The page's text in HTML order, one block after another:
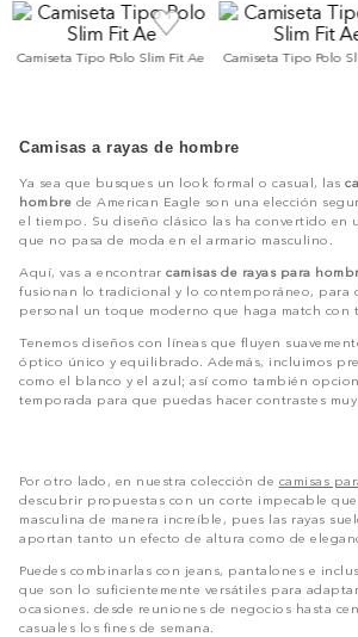
Camiseta Tipo Polo Slim Fit Ae Camiseta Tipo Polo
Camisas a rayas de hombre
Ya sea que busques un look formal o casual, las
hombre de American Eagle son una elección
el tiempo. Su diseño clásico las ha convertido en
que no pasa de moda en el armario masculino.
Aquí, vas a encontrar camisas de rayas para
fusionan lo tradicional y lo contemporáneo, para
personal un toque moderno que haga match con
Tenemos diseños con líneas que fluyen
óptico único y equilibrado. Además, incluimos
como el blanco y el azul; así como también
temporada para que puedas hacer contrastes
Por otro lado, en nuestra colección de camisas
descubrir propuestas con un corte impecable
masculina de manera increíble, pues las rayas
aportan tanto un efecto de altura como de
Puedes combinarlas con jeans, pantalones e
que son lo suficientemente versátiles para
ocasiones. desde reuniones de negocios hasta
casuales los fines de semana.